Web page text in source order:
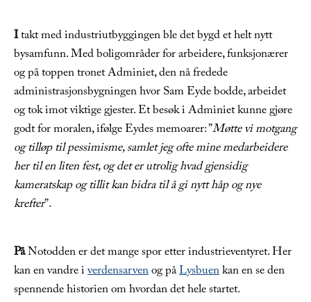
Itakt med industriutbyggingen ble det bygd et helt nytt
bysamfunn. Med boligområder for arbeidere, funksjonærer
og på toppen tronet Adminiet, den nå fredede
administrasjonsbygningen hvor Sam Eyde bodde, arbeidet
og tok imot viktige gjester. Et besøk i Adminiet kunne gjøre
godt for moralen, ifølge Eydes memoarer: ”Møtte vi motgang
og tilløp til pessimisme, samlet jeg ofte mine medarbeidere
her til en liten fest, og det er utrolig hvad gjensidig
kameratskap og tillit kan bidra til å gi nytt håp og nye
krefter”.
PåNotodden er det mange spor etter industrieventyret. Her
kan en vandre iverdensarvenog påLysbuenkan en se den
spennende historien om hvordan det hele startet.